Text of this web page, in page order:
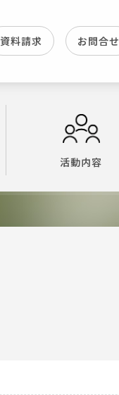
資料請求 お問合せ
活動内容